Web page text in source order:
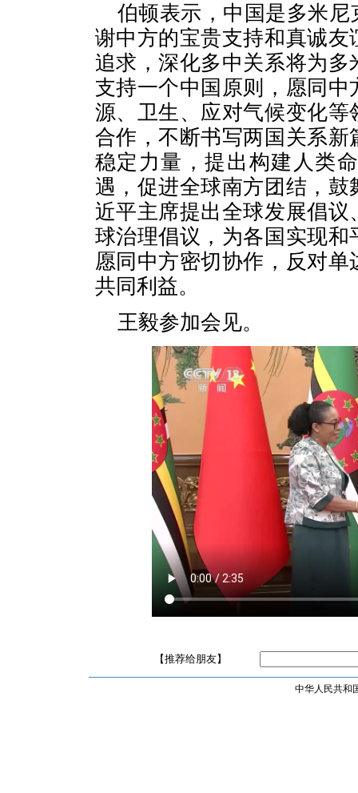
伯顿表示，中国是多米
谢中方的宝贵支持和真诚
追求，深化多中关系将为
支持一个中国原则，愿同
源、卫生、应对气候变化
合作，不断书写两国关系
稳定力量，提出构建人类
遇，促进全球南方团结，
近平主席提出全球发展倡
球治理倡议，为各国实现
愿同中方密切协作，反对
共同利益。
王毅参加会见。
【推荐给朋友】
中华人民共和